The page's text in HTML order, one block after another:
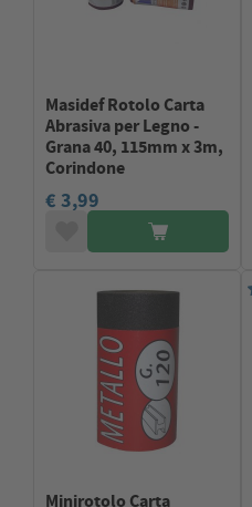
Masidef Rotolo Carta
Abrasiva per Legno -
Grana 40, 115mm x 3m,
Corindone
€ 3,99
Minirotolo Carta